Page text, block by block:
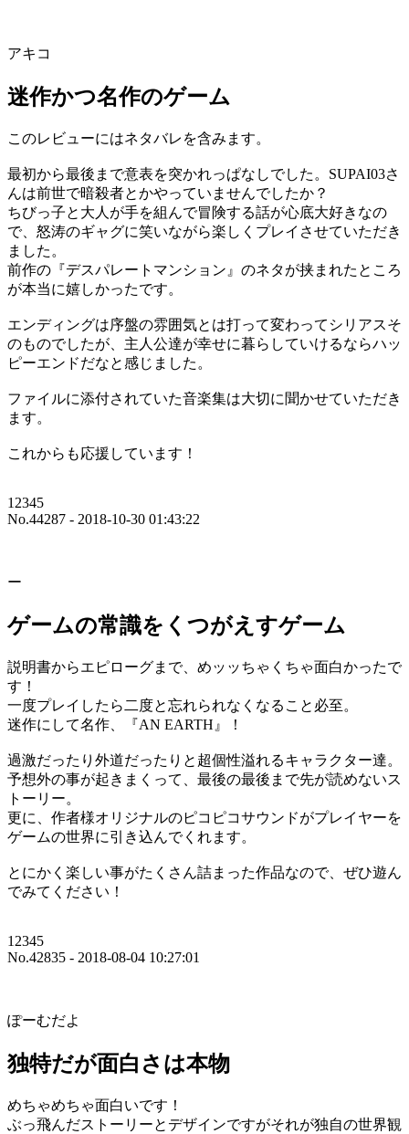
アキコ
迷作かつ名作のゲーム
このレビューにはネタバレを含みます。
最初から最後まで意表を突かれっぱなしでした。SUPAI03さ
んは前世で暗殺者とかやっていませんでしたか？
ちびっ子と大人が手を組んで冒険する話が心底大好きなの
で、怒涛のギャグに笑いながら楽しくプレイさせていただき
ました。
前作の『デスパレートマンション』のネタが挟まれたところ
が本当に嬉しかったです。
エンディングは序盤の雰囲気とは打って変わってシリアスそ
のものでしたが、主人公達が幸せに暮らしていけるならハッ
ピーエンドだなと感じました。
ファイルに添付されていた音楽集は大切に聞かせていただき
ます。
これからも応援しています！
12345
No.44287 - 2018-10-30 01:43:22
ー
ゲームの常識をくつがえすゲーム
説明書からエピローグまで、めッッちゃくちゃ面白かったで
す！
一度プレイしたら二度と忘れられなくなること必至。
迷作にして名作、『AN EARTH』！
過激だったり外道だったりと超個性溢れるキャラクター達。
予想外の事が起きまくって、最後の最後まで先が読めないス
トーリー。
更に、作者様オリジナルのピコピコサウンドがプレイヤーを
ゲームの世界に引き込んでくれます。
とにかく楽しい事がたくさん詰まった作品なので、ぜひ遊ん
でみてください！
12345
No.42835 - 2018-08-04 10:27:01
ぽーむだよ
独特だが面白さは本物
めちゃめちゃ面白いです！
ぶっ飛んだストーリーとデザインですがそれが独自の世界観